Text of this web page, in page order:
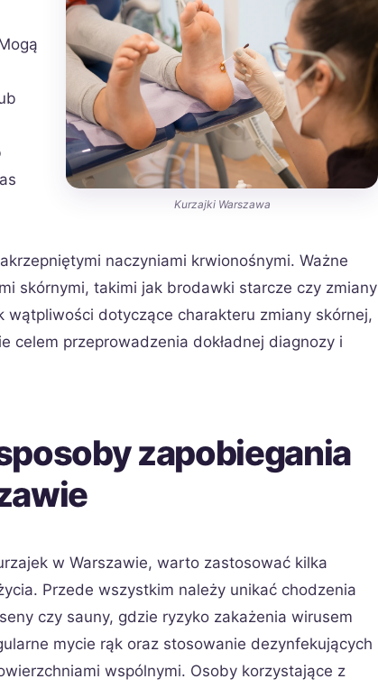
Kurzajki Warszawa
naczyniami krwionośnymi. Ważne
skórnymi, takimi jak brodawki starcze czy zmiany
dotyczące charakteru zmiany skórnej,
celem przeprowadzenia dokładnej diagnozy i
zapobiegania
w Warszawie, warto zastosować kilka
Przede wszystkim należy unikać chodzenia
czy sauny, gdzie ryzyko zakażenia wirusem
mycie rąk oraz stosowanie dezynfekujących
wspólnymi. Osoby korzystające z